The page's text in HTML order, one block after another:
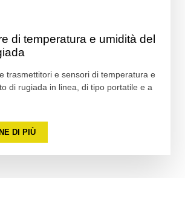
di temperatura e umidità del
trasmettitori e sensori di temperatura e
di rugiada in linea, di tipo portatile e a
DI PIÙ